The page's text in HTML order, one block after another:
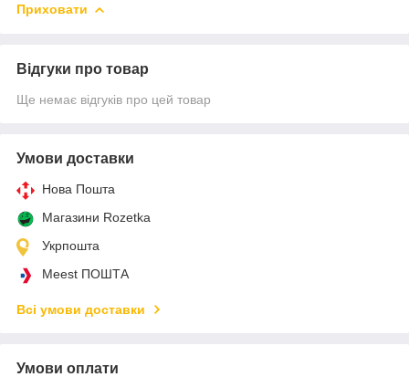
Приховати
Відгуки про товар
Ще немає відгуків про цей товар
Умови доставки
Нова Пошта
Магазини Rozetka
Укрпошта
Meest ПОШТА
Всі умови доставки
Умови оплати